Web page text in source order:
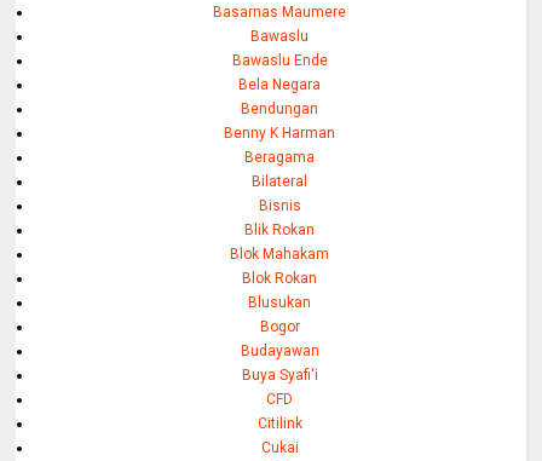
Basarnas Maumere
Bawaslu
Bawaslu Ende
Bela Negara
Bendungan
Benny K Harman
Beragama
Bilateral
Bisnis
Blik Rokan
Blok Mahakam
Blok Rokan
Blusukan
Bogor
Budayawan
Buya Syafi'i
CFD
Citilink
Cukai